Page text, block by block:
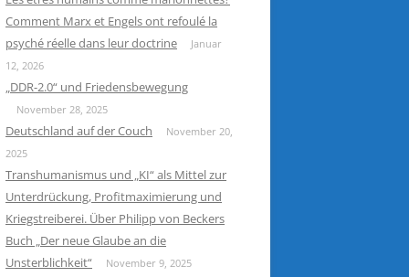
Comment Marx et Engels ont refoulé la
psyché réelle dans leur doctrine
Januar
12, 2026
„DDR-2.0“ und Friedensbewegung
November 28, 2025
Deutschland auf der Couch
November 20,
2025
Transhumanismus und „KI“ als Mittel zur
Unterdrückung, Profitmaximierung und
Kriegstreiberei. Über Philipp von Beckers
Buch „Der neue Glaube an die
Unsterblichkeit“
November 9, 2025